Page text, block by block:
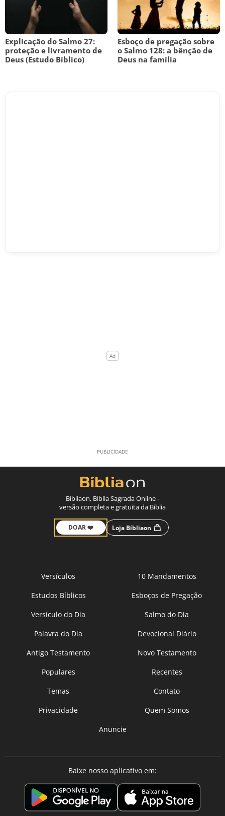
Explicação do Salmo 27:
proteção e livramento de
Deus (Estudo Bíblico)
Esboço de pregação sobre
o Salmo 128: a bênção de
Deus na família
Bíbliaon, Bíblia Sagrada Online -
versão completa e gratuita da Bíblia
DOAR ❤️ Loja Bíbliaon
Versículos
10 Mandamentos
Estudos Bíblicos
Esboços de Pregação
Versículo do Dia
Salmo do Dia
Palavra do Dia
Devocional Diário
Antigo Testamento
Novo Testamento
Populares
Recentes
Temas
Contato
Privacidade
Quem Somos
Anuncie
Baixe nosso aplicativo em: